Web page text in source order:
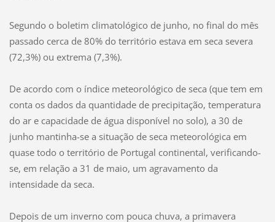
Segundo o boletim climatológico de junho, no final do mês
passado cerca de 80% do território estava em seca severa
(72,3%) ou extrema (7,3%).
De acordo com o índice meteorológico de seca (que tem em
conta os dados da quantidade de precipitação, temperatura
do ar e capacidade de água disponível no solo), a 30 de
junho mantinha-se a situação de seca meteorológica em
quase todo o território de Portugal continental, verificando-
se, em relação a 31 de maio, um agravamento da
intensidade da seca.
Depois de um inverno com pouca chuva, a primavera